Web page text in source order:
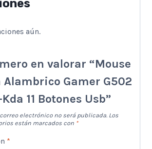
aún.
en valorar “Mouse
Alambrico Gamer G502
11 Botones Usb”
electrónico no será publicada. Los
están marcados con *
*